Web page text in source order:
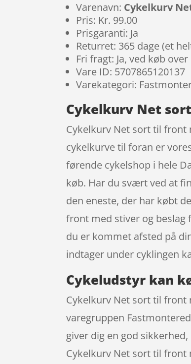
Varenavn: Cykelkurv
Pris: Kr. 99.00
Prisgaranti: Ja
Returret: 365 dage (et
Fri fragt: Ja, ved køb
Vare ID: 5707865120137
Varekategori:
Cykelkurv Net
Cykelkurv Net sort til front
cykelkurve til foran er
førende cykelshop i hele
køb. Har du svært ved at
den eneste, der har købt
front med stiver og
du er kommet afsted på
indtager under cyklingen
Cykeludstyr kan
Cykelkurv Net sort til front
varegruppen
giver dig en god
Cykelkurv Net sort til front